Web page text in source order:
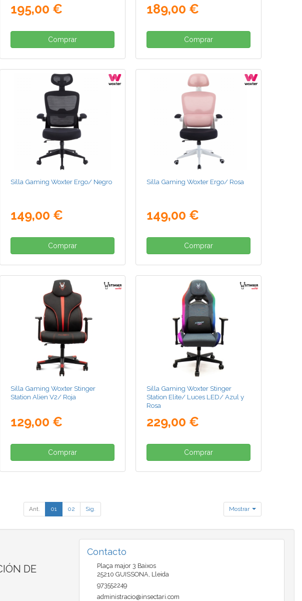
195,00 €
Comprar
189,00 €
Comprar
Silla Gaming Woxter Ergo/ Negro
149,00 €
Comprar
Silla Gaming Woxter Ergo/ Rosa
149,00 €
Comprar
Silla Gaming Woxter Stinger
Station Alien V2/ Roja
129,00 €
Comprar
Silla Gaming Woxter Stinger
Station Elite/ Luces LED/ Azul y
Rosa
229,00 €
Comprar
Ant. 01 02 Sig. Mostrar
DE
Contacto
Plaça major 3 Baixos
25210 GUISSONA Lleida
973552249
administracio@insectari.com